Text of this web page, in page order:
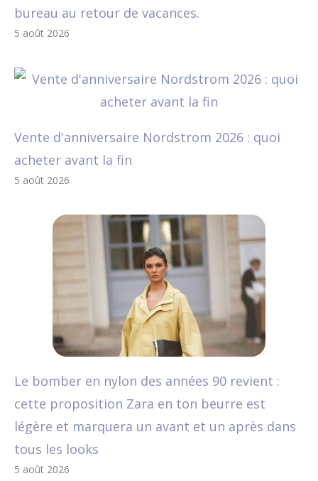
bureau au retour de vacances.
5 août 2026
Vente d'anniversaire Nordstrom 2026 : quoi
acheter avant la fin
5 août 2026
Le bomber en nylon des années 90 revient :
cette proposition Zara en ton beurre est
légère et marquera un avant et un après dans
tous les looks
5 août 2026